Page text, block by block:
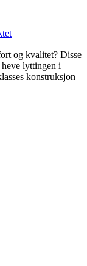
og kvalitet? Disse
heve lyttingen i
konstruksjon